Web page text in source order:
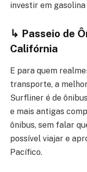
investir em gasolina
↳ Passeio de
Califórnia
E para quem
transporte, a
Surfliner é de
e mais antigas
ônibus, sem falar
possível viajar e
Pacífico.